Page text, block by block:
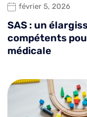
février 5, 2026
SAS : un
compétents
médicale